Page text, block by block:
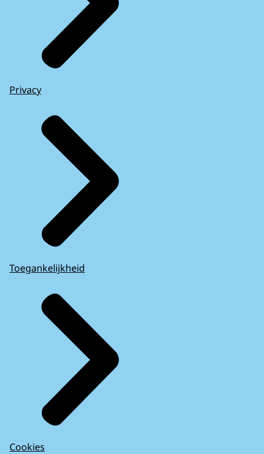
Privacy
Toegankelijkheid
Cookies